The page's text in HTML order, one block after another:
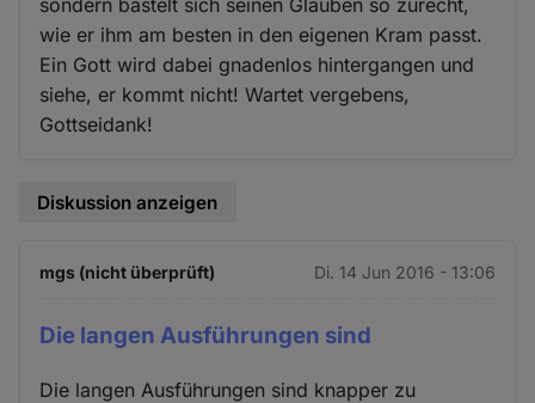
wie er ihm am besten in den eigenen Kram passt.
Ein Gott wird dabei gnadenlos hintergangen und
siehe, er kommt nicht! Wartet vergebens,
Gottseidank!
Diskussion anzeigen
mgs (nicht überprüft) Di. 14 Jun 2016 - 13:06
Die langen Ausführungen sind
Die langen Ausführungen sind knapper zu